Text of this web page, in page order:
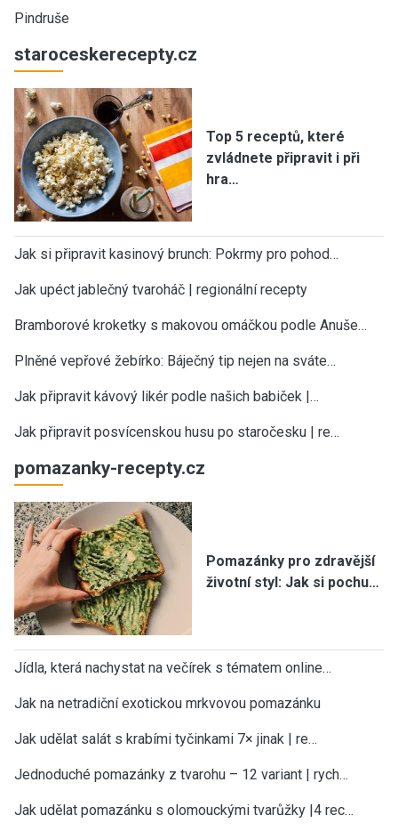
návod.
Pindruše
staroceskerecepty.cz
Top 5 receptů, které
zvládnete připravit i při
hra…
Jak si připravit kasinový brunch: Pokrmy pro pohod…
Jak upéct jablečný tvaroháč | regionální recepty
Bramborové kroketky s makovou omáčkou podle Anuše…
Plněné vepřové žebírko: Báječný tip nejen na sváte…
Jak připravit kávový likér podle našich babiček |…
Jak připravit posvícenskou husu po staročesku | re…
pomazanky-recepty.cz
Pomazánky pro zdravější
životní styl: Jak si pochu…
Jídla, která nachystat na večírek s tématem online…
Jak na netradiční exotickou mrkvovou pomazánku
Jak udělat salát s krabími tyčinkami 7× jinak | re…
Jednoduché pomazánky z tvarohu – 12 variant | rych…
Jak udělat pomazánku s olomouckými tvarůžky |4 rec…